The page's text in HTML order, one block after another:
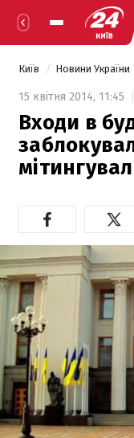
Київ Новини України
15 квітня 2014, 11:45
Входи в